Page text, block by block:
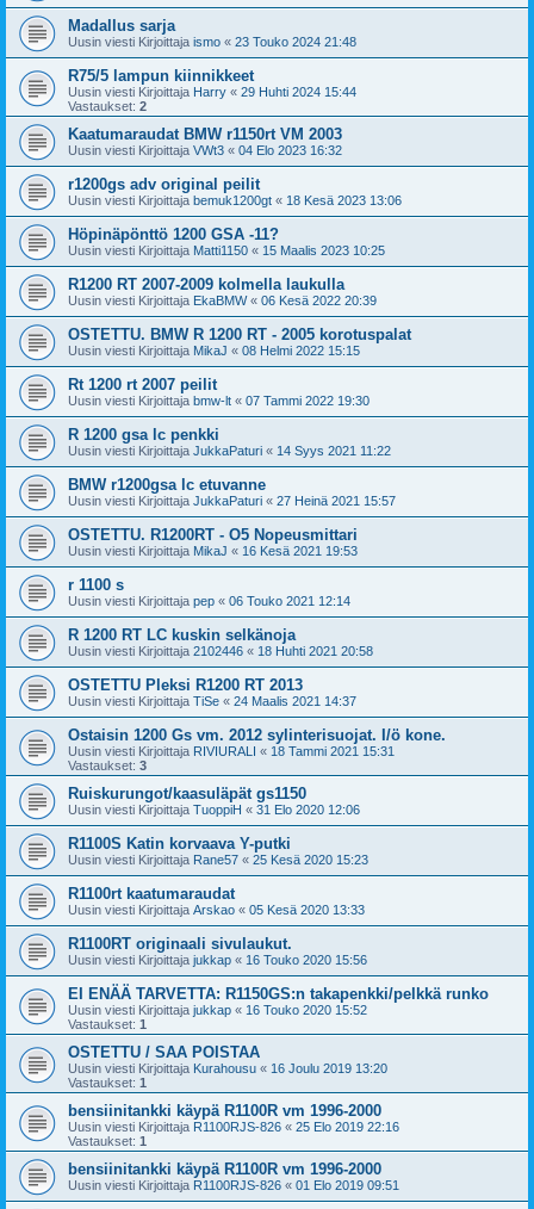
Madallus sarja
Uusin viesti Kirjoittaja ismo « 23 Touko 2024 21:48
R75/5 lampun kiinnikkeet
Uusin viesti Kirjoittaja Harry « 29 Huhti 2024 15:44
Vastaukset: 2
Kaatumaraudat BMW r1150rt VM 2003
Uusin viesti Kirjoittaja VWt3 « 04 Elo 2023 16:32
r1200gs adv original peilit
Uusin viesti Kirjoittaja bemuk1200gt « 18 Kesä 2023 13:06
Höpinäpönttö 1200 GSA -11?
Uusin viesti Kirjoittaja Matti1150 « 15 Maalis 2023 10:25
R1200 RT 2007-2009 kolmella laukulla
Uusin viesti Kirjoittaja EkaBMW« 06 Kesä 2022 20:39
OSTETTU. BMW R 1200 RT - 2005 korotuspalat
Uusin viesti Kirjoittaja MikaJ « 08 Helmi 2022 15:15
Rt 1200 rt 2007 peilit
Uusin viesti Kirjoittaja bmw-lt « 07 Tammi 2022 19:30
R 1200 gsa lc penkki
Uusin viesti Kirjoittaja JukkaPaturi « 14 Syys 2021 11:22
BMW r1200gsa lc etuvanne
Uusin viesti Kirjoittaja JukkaPaturi « 27 Heinä 2021 15:57
OSTETTU. R1200RT - O5 Nopeusmittari
Uusin viesti Kirjoittaja MikaJ « 16 Kesä 2021 19:53
r 1100 s
Uusin viesti Kirjoittaja pep « 06 Touko 2021 12:14
R 1200 RT LC kuskin selkänoja
Uusin viesti Kirjoittaja 2102446 « 18 Huhti 2021 20:58
OSTETTU Pleksi R1200 RT 2013
Uusin viesti Kirjoittaja TiSe « 24 Maalis 2021 14:37
Ostaisin 1200 Gs vm. 2012 sylinterisuojat. I/ö kone.
Uusin viesti Kirjoittaja RIVIURALI « 18 Tammi 2021 15:31
Vastaukset: 3
Ruiskurungot/kaasuläpät gs1150
Uusin viesti Kirjoittaja TuoppiH « 31 Elo 2020 12:06
R1100S Katin korvaava Y-putki
Uusin viesti Kirjoittaja Rane57 « 25 Kesä 2020 15:23
R1100rt kaatumaraudat
Uusin viesti Kirjoittaja Arskao « 05 Kesä 2020 13:33
R1100RT originaali sivulaukut.
Uusin viesti Kirjoittaja jukkap « 16 Touko 2020 15:56
EI ENÄÄ TARVETTA: R1150GS:n takapenkki/pelkkä runko
Uusin viesti Kirjoittaja jukkap « 16 Touko 2020 15:52
Vastaukset: 1
OSTETTU / SAA POISTAA
Uusin viesti Kirjoittaja Kurahousu « 16 Joulu 2019 13:20
Vastaukset: 1
bensiinitankki käypä R1100R vm 1996-2000
Uusin viesti Kirjoittaja R1100RJS-826 « 25 Elo 2019 22:16
Vastaukset: 1
bensiinitankki käypä R1100R vm 1996-2000
Uusin viesti Kirjoittaja R1100RJS-826 « 01 Elo 2019 09:51